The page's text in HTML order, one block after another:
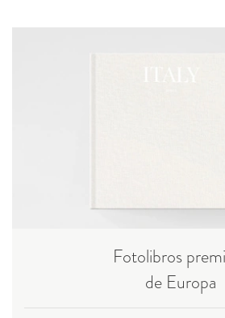
Fotolibros
de Europa